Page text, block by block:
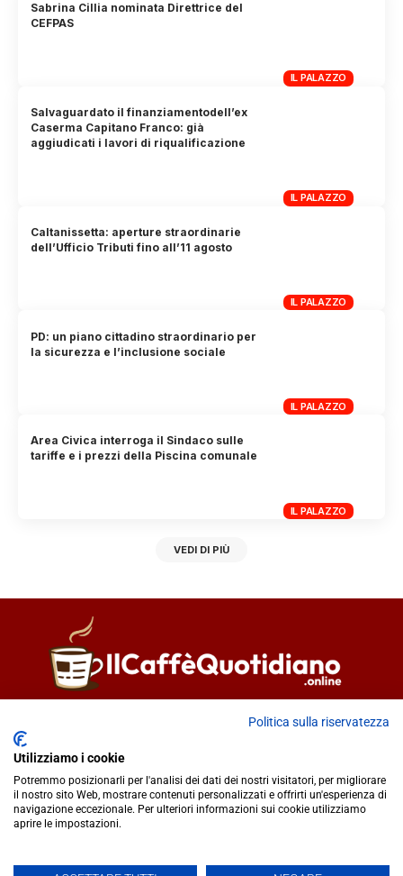
IL PALAZZO
Sabrina Cillia nominata Direttrice del
CEFPAS
IL PALAZZO
Salvaguardato il finanziamentodell’ex
Caserma Capitano Franco: già
aggiudicati i lavori di riqualificazione
IL PALAZZO
Caltanissetta: aperture straordinarie
dell’Ufficio Tributi fino all’11 agosto
IL PALAZZO
PD: un piano cittadino straordinario per
la sicurezza e l’inclusione sociale
IL PALAZZO
Area Civica interroga il Sindaco sulle
tariffe e i prezzi della Piscina comunale
VEDI DI PIÙ
Fiorella Falci
redazione@ilcaffequotidiano.online
C.F. 92076900858
Chi siamo
Politica sulla riservatezza
Utilizziamo i cookie
Potremmo posizionarli per l'analisi dei dati dei nostri visitatori, per migliorare
il nostro sito Web, mostrare contenuti personalizzati e offrirti un'esperienza di
navigazione eccezionale. Per ulteriori informazioni sui cookie utilizziamo
aprire le impostazioni.